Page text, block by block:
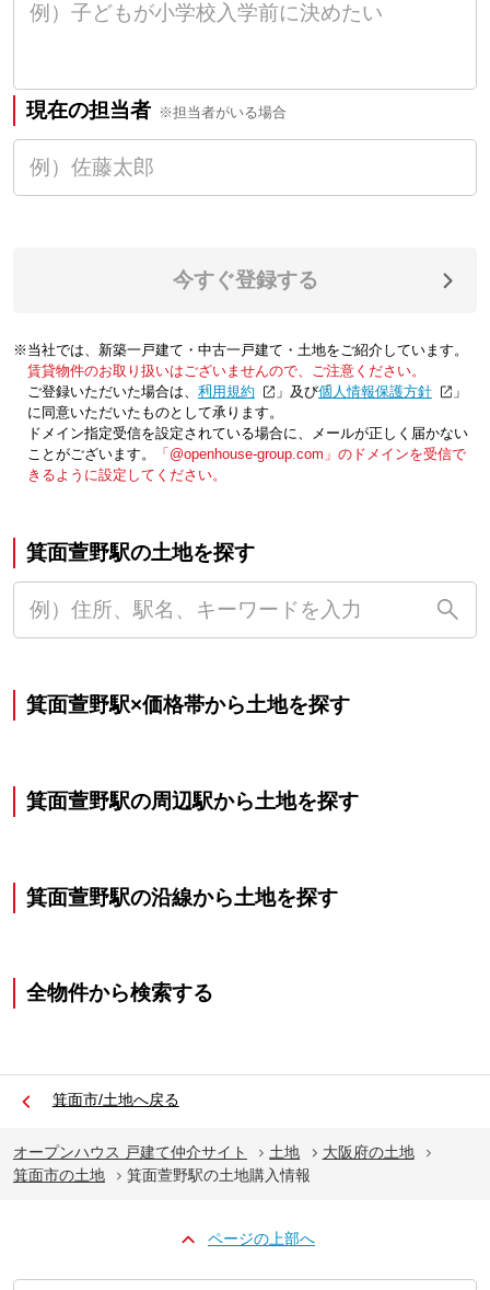
現在の担当者 ※担当者がいる場合
今すぐ登録する
※当社では、新築一戸建て・中古一戸建て・土地をご紹介しています。
賃貸物件のお取り扱いはございませんので、ご注意ください。
ご登録いただいた場合は、「利用規約 」及び「個人情報保護方針
」
に同意いただいたものとして承ります。
ドメイン指定受信を設定されている場合に、メールが正しく届かない
ことがございます。
「@openhouse-group.com」のドメインを受信で
きるように設定してください。
箕面萱野駅の土地を探す
箕面萱野駅×価格帯から土地を探す
箕面萱野駅の周辺駅から土地を探す
箕面萱野駅の沿線から土地を探す
全物件から検索する
箕面市/土地へ戻る
オープンハウス 戸建て仲介サイト 土地
大阪府の土地
箕面市の土地
箕面萱野駅の土地購入情報
ページの上部へ